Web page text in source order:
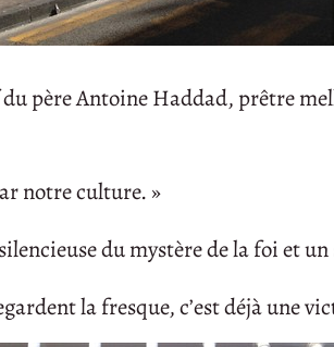
père Antoine Haddad, prêtre
notre culture. »
du mystère de la foi et
la fresque, c’est déjà une